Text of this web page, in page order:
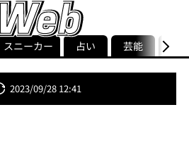
smart最新号
記事一覧ランキング
ストリ
スニーカー 占い 芸能 グル
2023/09/28 12:41